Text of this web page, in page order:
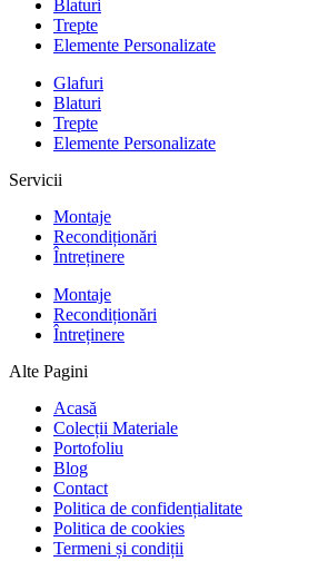
Blaturi
Trepte
Elemente Personalizate
Glafuri
Blaturi
Trepte
Elemente Personalizate
Servicii
Montaje
Recondiționări
Întreținere
Montaje
Recondiționări
Întreținere
Alte Pagini
Acasă
Colecții Materiale
Portofoliu
Blog
Contact
Politica de confidențialitate
Politica de cookies
Termeni și condiții